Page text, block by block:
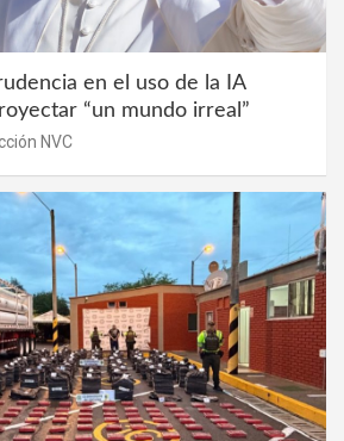
en el uso de la IA
“un mundo irreal”
NVC